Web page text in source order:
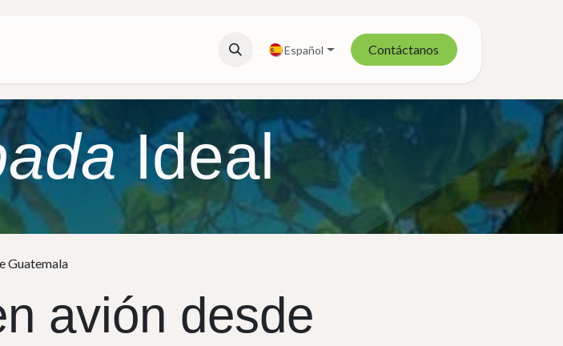
Español Contáctanos
Ideal
Guatemala
avión desde